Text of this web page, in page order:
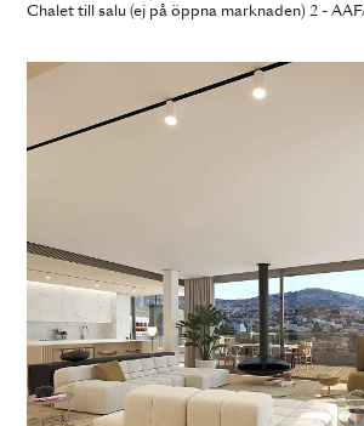
Chalet till salu (ej på öppna marknaden) 2 -